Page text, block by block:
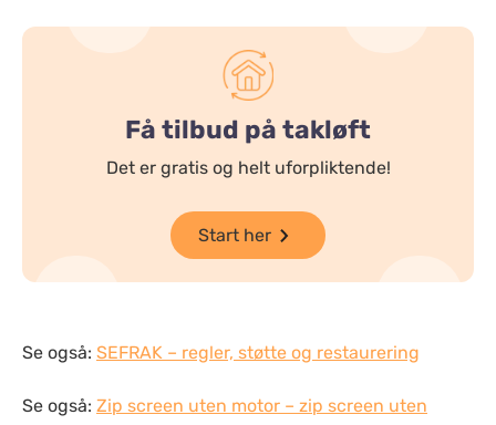
Få tilbud på takløft
Det er gratis og helt uforpliktende!
Start her
Se også: SEFRAK – regler, støtte og restaurering
Se også: Zip screen uten motor – zip screen uten